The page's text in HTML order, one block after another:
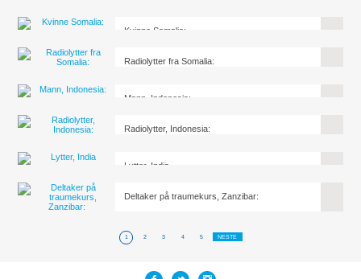
Kvinne Somalia:
Radiolytter fra Somalia:
Mann, Indonesia:
Radiolytter, Indonesia:
Lytter, India
Deltaker på traumekurs, Zanzibar:
1 2 3 4 5 NESTE